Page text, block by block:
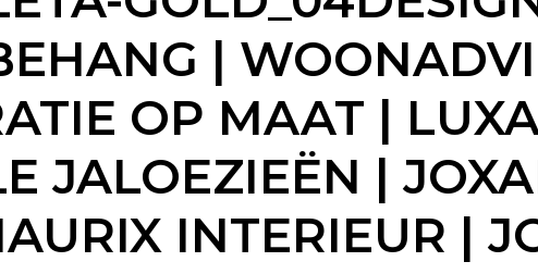
|
OP MAAT |
JALOEZIEËN |
INTERIEUR |